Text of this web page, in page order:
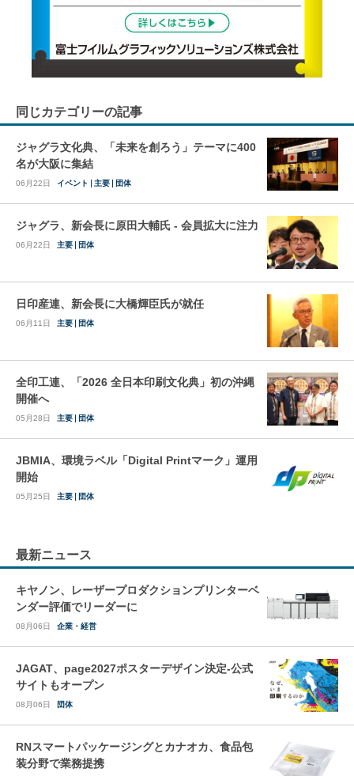
同じカテゴリーの記事
ジャグラ文化典、「未来を創ろう」テーマに400
名が大阪に集結
06月22日 イベント 主要 団体
ジャグラ、新会長に原田大輔氏 - 会員拡大に注力
06月22日 主要 団体
日印産連、新会長に大橋輝臣氏が就任
06月11日 主要 団体
全印工連、「2026 全日本印刷文化典」初の沖縄
開催へ
05月28日 主要 団体
JBMIA、環境ラベル「Digital Printマーク」運用
開始
05月25日 主要 団体
最新ニュース
キヤノン、レーザープロダクションプリンターベ
ンダー評価でリーダーに
08月06日 企業・経営
JAGAT、page2027ポスターデザイン決定-公式
サイトもオープン
08月06日 団体
RNスマートパッケージングとカナオカ、食品包
装分野で業務提携